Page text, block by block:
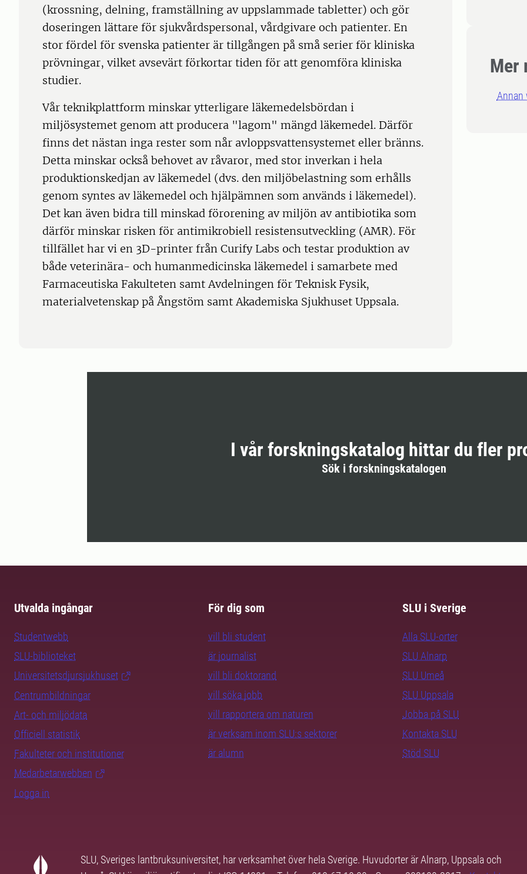
Mer
Annan
(krossning, delning, framställning av uppslammade tabletter) och gör
doseringen lättare för sjukvårdspersonal, vårdgivare och patienter. En
stor fördel för svenska patienter är tillgången på små serier för kliniska
prövningar, vilket avsevärt förkortar tiden för att genomföra kliniska
studier.
Vår teknikplattform minskar ytterligare läkemedelsbördan i
miljösystemet genom att producera "lagom" mängd läkemedel. Därför
finns det nästan inga rester som når avloppsvattensystemet eller bränns.
Detta minskar också behovet av råvaror, med stor inverkan i hela
produktionskedjan av läkemedel (dvs. den miljöbelastning som erhålls
genom syntes av läkemedel och hjälpämnen som används i läkemedel).
Det kan även bidra till minskad förorening av miljön av antibiotika som
därför minskar risken för antimikrobiell resistensutveckling (AMR). För
tillfället har vi en 3D-printer från Curify Labs och testar produktion av
både veterinära- och humanmedicinska läkemedel i samarbete med
Farmaceutiska Fakulteten samt Avdelningen för Teknisk Fysik,
materialvetenskap på Ångstöm samt Akademiska Sjukhuset Uppsala.
I vår forskningskatalog hittar du fler
Sök i forskningskatalogen
Utvalda ingångar
Studentwebb
SLU-biblioteket
Universitetsdjursjukhuset
Centrumbildningar
Art- och miljödata
Officiell statistik
Fakulteter och institutioner
Medarbetarwebben
Logga in
För dig som
vill bli student
är journalist
vill bli doktorand
vill söka jobb
vill rapportera om naturen
är verksam inom SLU:s sektorer
är alumn
SLU i Sverige
Alla SLU-orter
SLU Alnarp
SLU Umeå
SLU Uppsala
Jobba på SLU
Kontakta SLU
Stöd SLU
SLU, Sveriges lantbruksuniversitet, har verksamhet över hela Sverige. Huvudorter är Alnarp, Uppsala och